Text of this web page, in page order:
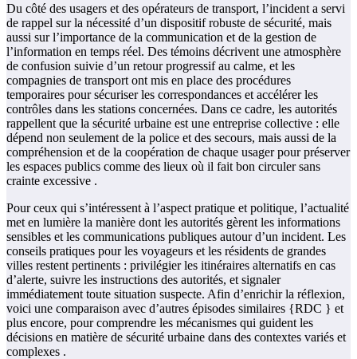
Du côté des usagers et des opérateurs de transport, l’incident a servi
de rappel sur la nécessité d’un dispositif robuste de sécurité, mais
aussi sur l’importance de la communication et de la gestion de
l’information en temps réel. Des témoins décrivent une atmosphère
de confusion suivie d’un retour progressif au calme, et les
compagnies de transport ont mis en place des procédures
temporaires pour sécuriser les correspondances et accélérer les
contrôles dans les stations concernées. Dans ce cadre, les autorités
rappellent que la sécurité urbaine est une entreprise collective : elle
dépend non seulement de la police et des secours, mais aussi de la
compréhension et de la coopération de chaque usager pour préserver
les espaces publics comme des lieux où il fait bon circuler sans
crainte excessive .
Pour ceux qui s’intéressent à l’aspect pratique et politique, l’actualité
met en lumière la manière dont les autorités gèrent les informations
sensibles et les communications publiques autour d’un incident. Les
conseils pratiques pour les voyageurs et les résidents de grandes
villes restent pertinents : privilégier les itinéraires alternatifs en cas
d’alerte, suivre les instructions des autorités, et signaler
immédiatement toute situation suspecte. Afin d’enrichir la réflexion,
voici une comparaison avec d’autres épisodes similaires {RDC } et
plus encore, pour comprendre les mécanismes qui guident les
décisions en matière de sécurité urbaine dans des contextes variés et
complexes .